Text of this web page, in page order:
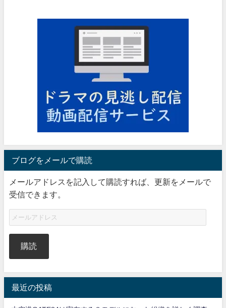
ブログをメールで購読
メールアドレスを記入して購読すれば、更新をメールで
受信できます。
購読
最近の投稿